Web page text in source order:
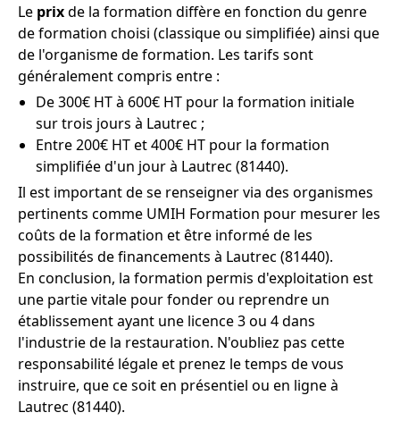
Le prixde la formation diffère en fonction du genre
de formation choisi (classique ou simplifiée) ainsi que
de l'organisme de formation. Les tarifs sont
généralement compris entre :
De 300€ HT à 600€ HT pour la formation initiale
sur trois jours à Lautrec ;
Entre 200€ HT et 400€ HT pour la formation
simplifiée d'un jour à Lautrec (81440).
Il est important de se renseigner via des organismes
pertinents comme UMIH Formation pour mesurer les
coûts de la formation et être informé de les
possibilités de financements à Lautrec (81440).
En conclusion, la formation permis d'exploitation est
une partie vitale pour fonder ou reprendre un
établissement ayant une licence 3 ou 4 dans
l'industrie de la restauration. N'oubliez pas cette
responsabilité légale et prenez le temps de vous
instruire, que ce soit en présentiel ou en ligne à
Lautrec (81440).